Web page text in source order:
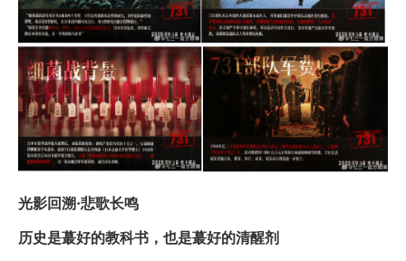
光影回溯·悲歌长鸣
历史是蕞好的教科书，也是蕞好的清醒剂